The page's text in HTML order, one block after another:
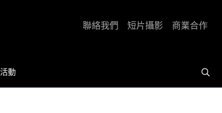
活動
聯絡我們 短片攝影 商業合作